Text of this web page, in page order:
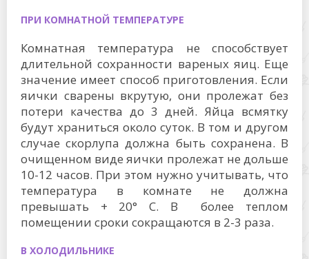
ПРИ КОМНАТНОЙ ТЕМПЕРАТУРЕ
Комнатная температура не способствует
длительной сохранности вареных яиц. Еще
значение имеет способ приготовления. Если
яички сварены вкрутую, они пролежат без
потери качества до 3 дней. Яйца всмятку
будут храниться около суток. В том и другом
случае скорлупа должна быть сохранена. В
очищенном виде яички пролежат не дольше
10-12 часов. При этом нужно учитывать, что
температура в комнате не должна
превышать + 20° C. В более теплом
помещении сроки сокращаются в 2-3 раза.
В ХОЛОДИЛЬНИКЕ